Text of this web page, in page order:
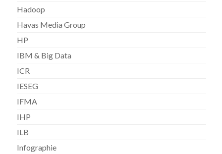
Hadoop
Havas Media Group
HP
IBM & Big Data
ICR
IESEG
IFMA
IHP
ILB
Infographie